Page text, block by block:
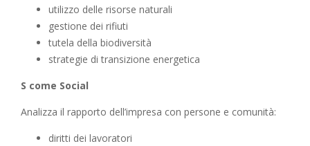
utilizzo delle risorse naturali
gestione dei rifiuti
tutela della biodiversità
strategie di transizione energetica
S come Social
Analizza il rapporto dell’impresa con persone e comunità:
diritti dei lavoratori